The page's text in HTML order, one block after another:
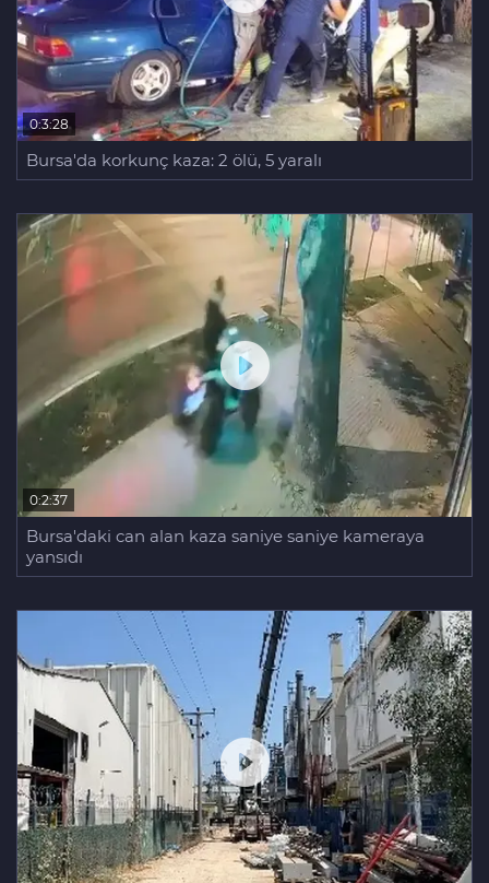
0:3:28
Bursa'da korkunç kaza: 2 ölü, 5 yaralı
0:2:37
Bursa'daki can alan kaza saniye saniye kameraya
yansıdı